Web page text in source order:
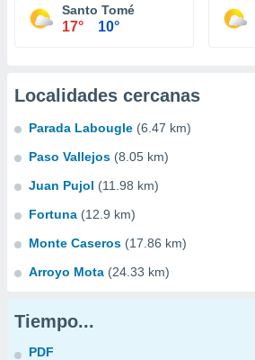
Santo Tomé
17° 10°
Localidades cercanas
Parada Labougle (6.47 km)
Paso Vallejos (8.05 km)
Juan Pujol (11.98 km)
Fortuna (12.9 km)
Monte Caseros (17.86 km)
Arroyo Mota (24.33 km)
Tiempo...
PDF